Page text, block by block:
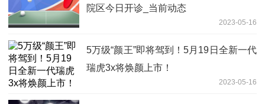
院区今日开诊_当前动态
2023-05-16
5万级“颜王”即将驾到！5月19日全新一代
瑞虎3x将焕颜上市！
2023-05-16